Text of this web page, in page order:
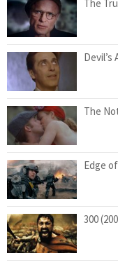
The
Devil’s
The
Edge
300